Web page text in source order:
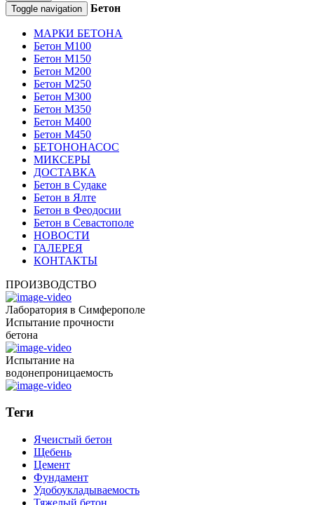
Toggle navigation
Бетон
МАРКИ БЕТОНА
Бетон М100
Бетон М150
Бетон М200
Бетон М250
Бетон М300
Бетон М350
Бетон М400
Бетон М450
БЕТОНОНАСОС
МИКСЕРЫ
ДОСТАВКА
Бетон в Судаке
Бетон в Ялте
Бетон в Феодосии
Бетон в Севастополе
НОВОСТИ
ГАЛЕРЕЯ
КОНТАКТЫ
ПРОИЗВОДСТВО
Лаборатория в Симферополе
Испытание прочности
бетона
Испытание на
водонепроницаемость
Теги
Ячеистый бетон
Щебень
Цемент
Фундамент
Удобоукладываемость
Тяжелый бетон